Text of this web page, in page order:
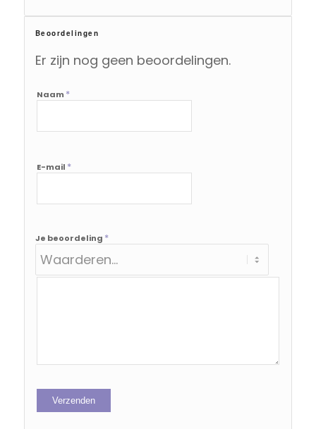
Beoordelingen
Er zijn nog geen beoordelingen.
Naam *
E-mail *
Je beoordeling *